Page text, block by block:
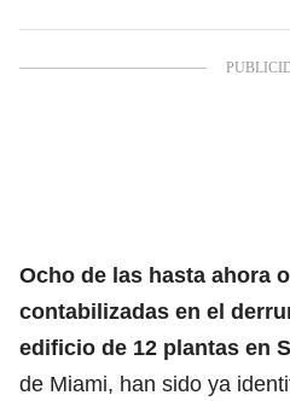
Ocho de las hasta ahora
contabilizadas en el
edificio de 12 plantas en
de Miami, han sido ya